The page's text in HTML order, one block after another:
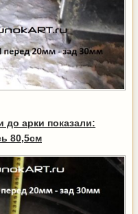
до арки показали:
80,5см